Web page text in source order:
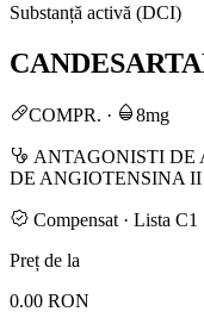
Substanță activă (DCI)
COMPR. · 8mg
ANTAGONISTI DE
DE ANGIOTENSINA II
Compensat · Lista C1
Preț de la
0.00 RON